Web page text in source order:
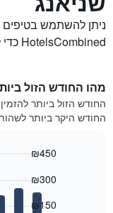
ניתן להשתמש בטיפים
HotelsCombined כדי למצוא את המלון הבא שלך בתוך שניאנג.
מהו החודש הזול
החודש היקר ביותר לשהות
₪150
₪300
₪450